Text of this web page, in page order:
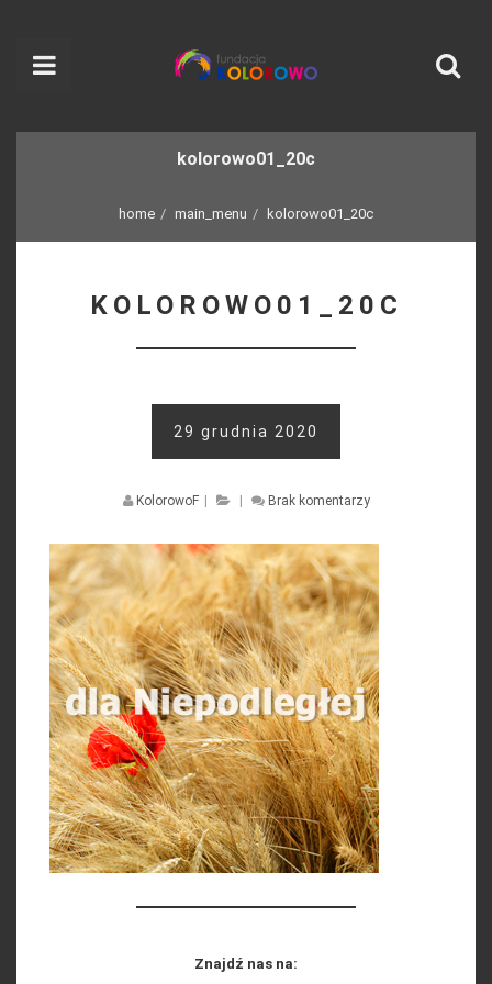
kolorowo01_20c
home main_menu kolorowo01_20c
KOLOROWO01_20C
29 grudnia 2020
KolorowoF Brak komentarzy
Znajdź nas na: